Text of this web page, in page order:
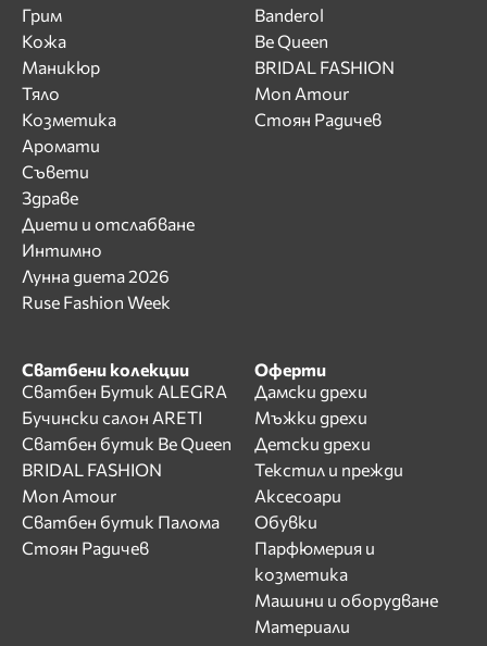
Грим
Кожа
Маникюр
Тяло
Козметика
Аромати
Съвети
Здраве
Диети и отслабване
Интимно
Лунна диета 2026
Ruse Fashion Week
Banderol
Be Queen
BRIDAL FASHION
Mon Amour
Стоян Радичев
Сватбени колекции
Сватбен Бутик ALEGRA
Бучински салон ARETI
Сватбен бутик Be Queen
BRIDAL FASHION
Mon Amour
Сватбен бутик Палома
Стоян Радичев
Оферти
Дамски дрехи
Мъжки дрехи
Детски дрехи
Текстил и прежди
Аксесоари
Обувки
Парфюмерия и
козметика
Машини и оборудване
Материали